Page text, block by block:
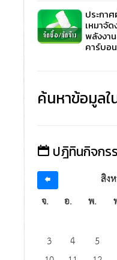
ประกา
เหมาจั
พลังงา
คาร์บอ
ค้นหาข้อมูลใ
ปฎิทินกิจกร
สิง
จ.
อ. พ.
3
4 5